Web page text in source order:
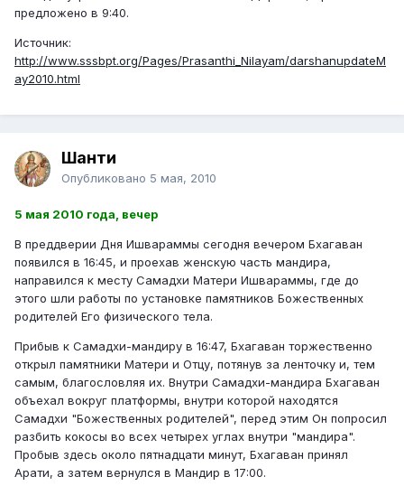
предложено в 9:40.
Источник:
http://www.sssbpt.org/Pages/Prasanthi_Nilayam/darshanupdateM
ay2010.html
Шанти
Опубликовано 5 мая, 2010
5 мая 2010 года, вечер
В преддверии Дня Ишвараммы сегодня вечером Бхагаван
появился в 16:45, и проехав женскую часть мандира,
направился к месту Самадхи Матери Ишвараммы, где до
этого шли работы по установке памятников Божественных
родителей Его физического тела.
Прибыв к Самадхи-мандиру в 16:47, Бхагаван торжественно
открыл памятники Матери и Отцу, потянув за ленточку и, тем
самым, благословляя их. Внутри Самадхи-мандира Бхагаван
объехал вокруг платформы, внутри которой находятся
Самадхи "Божественных родителей", перед этим Он попросил
разбить кокосы во всех четырех углах внутри "мандира".
Пробыв здесь около пятнадцати минут, Бхагаван принял
Арати, а затем вернулся в Мандир в 17:00.